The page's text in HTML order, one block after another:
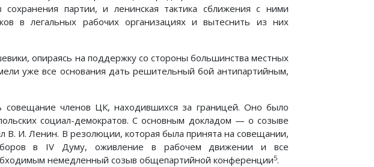
партии, и ленинская тактика сближения с ними
в легальных рабочих организациях и вытеснить из них
опираясь на поддержку со стороны большинства местных
уже все основания дать решительный бой антипартийным,
членов ЦК, находившихся за границей. Оно было
социал-демократов. С основным докладом — о созыве
И. Ленин. В резолюции, которая была принята на совещании,
в IV Думу, оживление в рабочем движении и все
немедленный созыв общепартийной конференции5.